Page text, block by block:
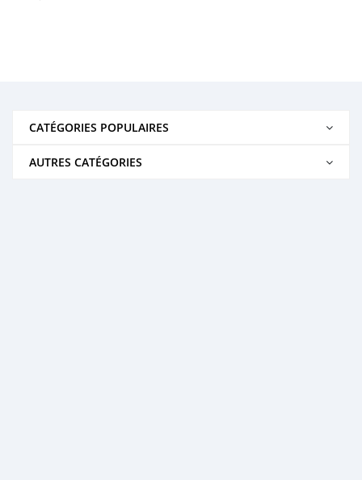
CATÉGORIES POPULAIRES
AUTRES CATÉGORIES